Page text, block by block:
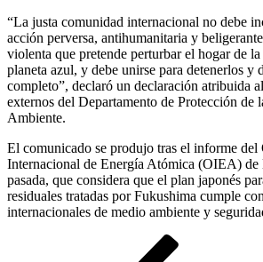
“La justa comunidad internacional no debe
acción perversa, antihumanitaria y
violenta que pretende perturbar el hogar de
planeta azul, y debe unirse para detenerlos y
completo”, declaró un declaración atribuida
externos del Departamento de Protección de
Ambiente.
El comunicado se produjo tras el informe del
Internacional de Energía Atómica (OIEA) de
pasada, que considera que el plan japonés
residuales tratadas por Fukushima cumple
internacionales de medio ambiente y